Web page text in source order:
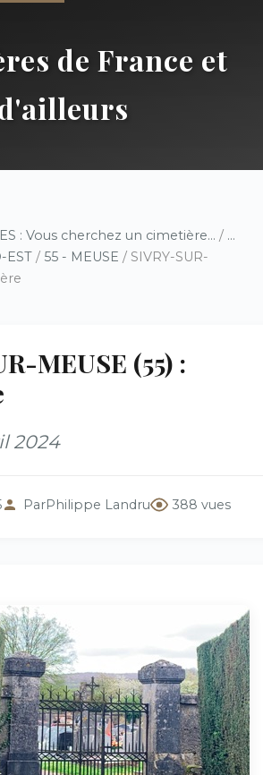
de France et
: Vous cherchez un cimetière... / ...
EST / 55 - MEUSE / SIVRY-SUR-
MEUSE (55) :
2024
ParPhilippe Landru 388 vues